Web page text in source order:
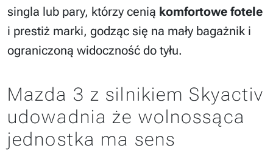
singla lub pary, którzy cenią komfortowe fotele
i prestiż marki, godząc się na mały bagażnik i
ograniczoną widoczność do tyłu.
Mazda 3 z silnikiem Skyactiv
udowadnia że wolnossąca
jednostka ma sens